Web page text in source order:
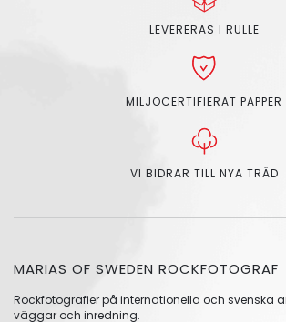
LEVERERAS I RULLE
MILJÖCERTIFIERAT PAPPER
VI BIDRAR TILL NYA TRÄD
MARIAS OF SWEDEN ROCKFOTOGRAF
Rockfotografier på internationella och svenska
väggar och inredning.